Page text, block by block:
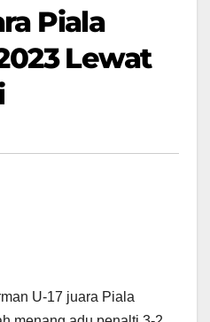
Piala
Lewat
U-17 juara Piala